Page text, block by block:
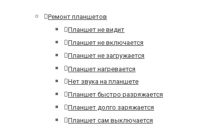
Ремонт планшетов
Планшет не видит
Планшет не включается
Планшет не загружается
Планшет нагревается
Нет звука на планшете
Планшет быстро разряжается
Планшет долго заряжается
Планшет сам выключается